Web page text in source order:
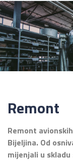
Remont
Remont
Bijeljina. Od
mijenjali u